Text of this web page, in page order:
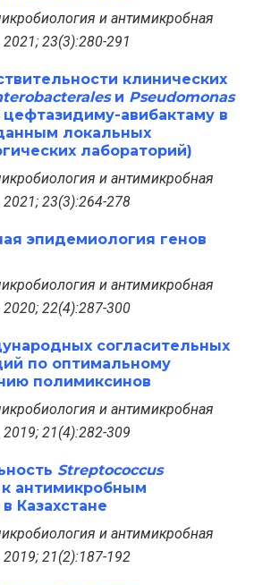
и антимикробная
23(3):280-291
клинических
и Pseudomonas
авибактаму в
локальных
лабораторий)
и антимикробная
23(3):264-278
эпидемиология генов
и антимикробная
22(4):287-300
согласительных
по оптимальному
полимиксинов
и антимикробная
21(4):282-309
Streptococcus
антимикробным
Казахстане
и антимикробная
21(2):187-192